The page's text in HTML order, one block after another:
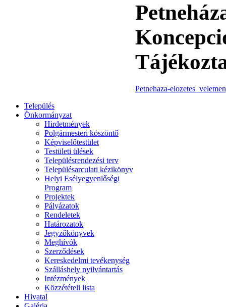
Petnehaza-
Település
Önkormányzat
Hirdetmények
Polgármesteri köszöntő
Képviselőtestület
Testületi ülések
Településrendezési terv
Településarculati kézikönyv
Helyi Esélyegyenlőségi
Program
Projektek
Pályázatok
Rendeletek
Határozatok
Jegyzőkönyvek
Meghívók
Szerződések
Kereskedelmi tevékenység
Szálláshely nyilvántartás
Intézmények
Közzétételi lista
Hivatal